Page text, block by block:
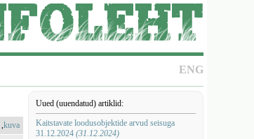
ENG
Uued (uuendatud) artiklid:
Kaitstavate loodusobjektide arvud seisuga
31.12.2024 (31.12.2024)
,kuva